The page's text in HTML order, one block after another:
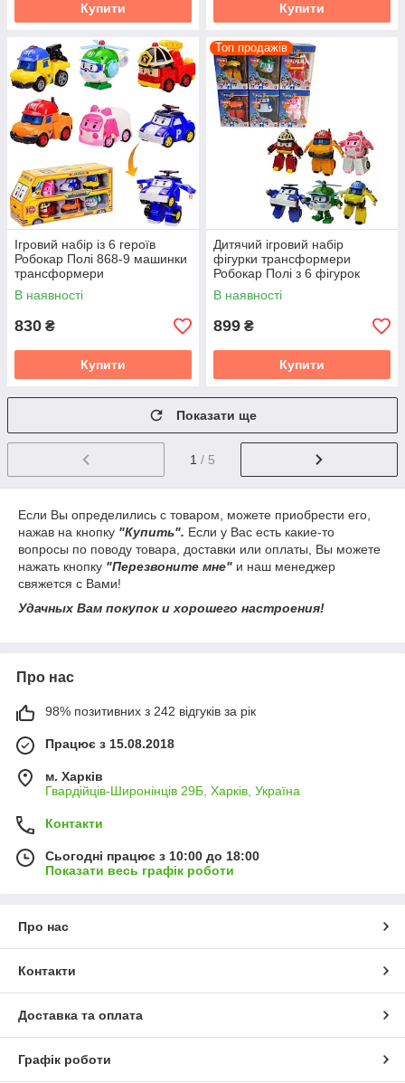
Купити Купити
Ігровий набір із 6 героїв
Робокар Полі 868-9 машинки
трансформери
В наявності
830 ₴
Купити
Топ продажів
Дитячий ігровий набір
фігурки трансформери
Робокар Полі з 6 фігурок
Robocar Poli 6 фігурок
В наявності
899 ₴
Купити
Показати ще
1 / 5
Если Вы определились с товаром, можете приобрести его,
нажав на кнопку "Купить". Если у Вас есть какие-то
вопросы по поводу товара, доставки или оплаты, Вы можете
нажать кнопку "Перезвоните мне" и наш менеджер
свяжется с Вами!
Удачных Вам покупок и хорошего настроения!
Про нас
98% позитивних з 242 відгуків за рік
Працює з 15.08.2018
м. Харків
Гвардійців-Широнінців 29Б, Харків, Україна
Контакти
Сьогодні працює з 10:00 до 18:00
Показати весь графік роботи
Про нас
Контакти
Доставка та оплата
Графік роботи